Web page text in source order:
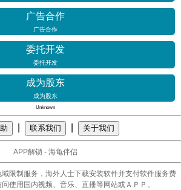
广告合作
广告合作
委托开发
委托开发
成为股东
成为股东
Unknown
联系我们 关于我们
APP解锁 - 海龟伴侣
限制服务，海外人士下载安装软件并支付软件服务费
使用国内视频、音乐、直播等网站或ＡＰＰ。